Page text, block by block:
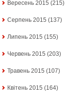
Вересень 2015 (215)
Серпень 2015 (137)
Липень 2015 (155)
Червень 2015 (203)
Травень 2015 (107)
Квітень 2015 (164)